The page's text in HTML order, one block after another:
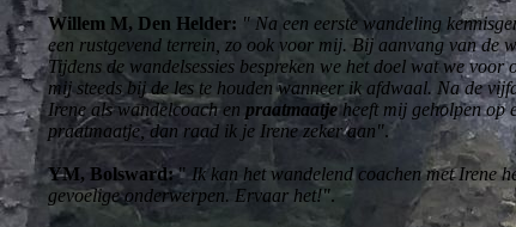
Willem M, Den Helder: " Na een eerste wandeling
een rustgevend terrein, zo ook voor mij. Bij aanvang van de
Tijdens de wandelsessies bespreken we het doel wat we
mij steeds bij de les te houden wanneer ik afdwaal. Na de
Irene als wandelcoach en praatmaatjeheeft mij geholpen op
praatmaatje, dan raad ik je Irene zeker aan".
YM, Bolsward:" Ik kan het wandelend coachen met Irene
gevoelige onderwerpen. Ervaar het!".